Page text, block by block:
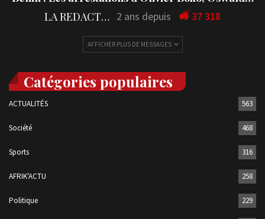
LA REDACTION 2 ans depuis 37 318
AFFICHER PLUS DE MESSAGES
Catégories populaires
ACTUALITÉS 563
Société 468
Sports 316
AFRIK'ACTU 258
Politique 229